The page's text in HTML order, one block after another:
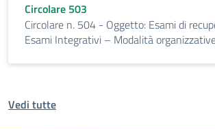
Circolare 503
Circolare n. 504 - Oggetto: Esami di
Esami Integrativi – Modalità
Vedi tutte